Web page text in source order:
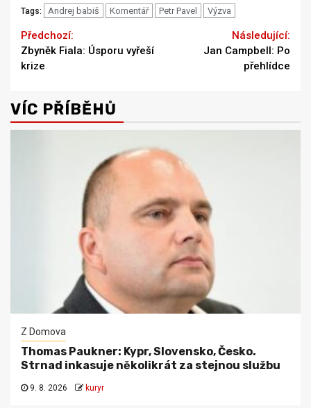
Tags: Andrej babiš Komentář Petr Pavel Výzva
Continue
Reading
Zbyněk Fiala: Úsporu vyřeší
krize
Jan Campbell: Po
přehlídce
VÍC PŘÍBĚHŮ
Z Domova
Thomas Paukner: Kypr, Slovensko, Česko.
Strnad inkasuje několikrát za stejnou službu
9. 8. 2026 kuryr